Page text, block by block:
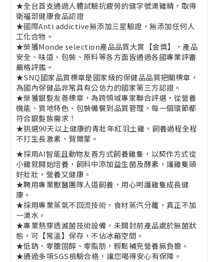
★全台首支通過人體試驗抗疲勞的健字號滴雞精，取得
衛福部健康食品認證
★國際Anti addictive無添加三星驗證，無添加任何人
工化合物。
★榮獲Monde selection產品品質大賞【金獎】，產品
安全、味道、包裝、原料等各方面皆通過各國專業評審
嚴格評鑑。
★SNQ國家品質標章是國家級的保健品品質把關標章，
為國內保健品非常具有公信力的國家第三方認證。
★榮獲銀髮友善標章，為跨領域專家聯合評選，從營養
機能、質地特色、包裝備餐到品質管理，每一個環節都
符合銀髮族需求！
★挑選90天以上健康的青壯年紅羽土雞，飼養過程全程
不打生長激素、賀爾蒙。
★採用AI智能且動物友善方式飼養雞隻，以契作方式從
小雞就開始培養，飼料中添加益生菌及酵素，讓雞隻頭
好壯壯，營養又健康。
★聘用專業獸醫團隊人道飼養，用心呵護雞隻成長健
康。
★採用專業蒸氣不回流技術，食材蒸汽分離，真正不加
一滴水。
★專業熱穿透滅菌技術設備，未開封前產品處於無菌狀
態，可【常溫】保存，不佔冰箱空間。
★低鈉、零膽固醇、零脂肪，輕鬆補充營養無負擔。
★通過多項SGS檢驗合格，讓您喝得安心有保障。